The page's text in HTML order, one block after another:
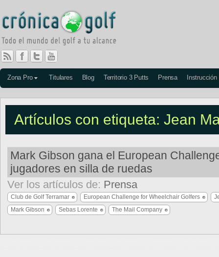
Zona Pro Titulares Blog Territorio 3 Putts Prensa Instrucción
Artículos con etiqueta: Jean
Mark Gibson gana el European
jugadores en silla de ruedas
Ver los artículos de: Prensa
Club de Golf Terramar European Challenge for Wheelchair Golfers
Mark Gibson
Sebas Lorente The Mail Company